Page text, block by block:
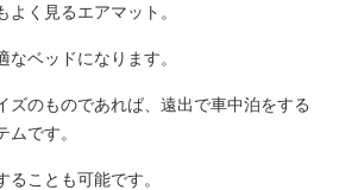
く見るエアマット。
ベッドになります。
ズのものであれば、遠出で車中泊をする
です。
ることも可能です。